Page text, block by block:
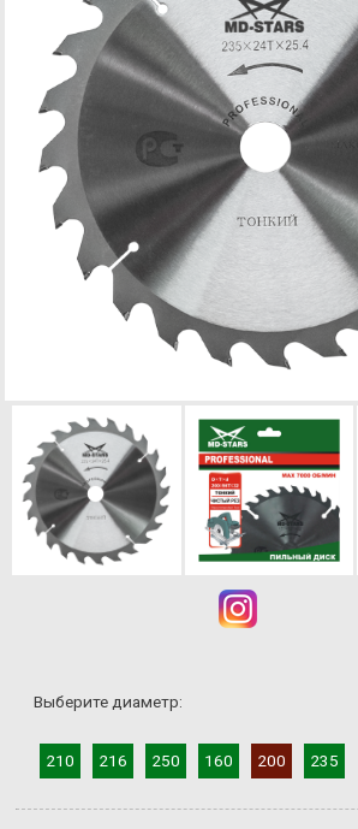
Выберите диаметр:
210 216 250 160 200 235